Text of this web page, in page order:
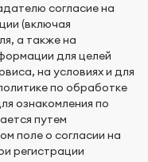
согласие на
(включая
а также на
для целей
на условиях и для
по обработке
ознакомления по
путем
поле о согласии на
регистрации